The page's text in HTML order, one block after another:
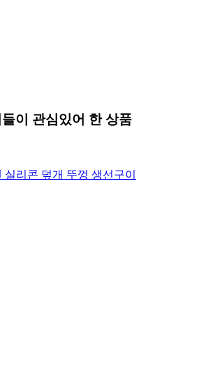
이 관심있어 한 상품
리콘 덮개 뚜껑 생선구이